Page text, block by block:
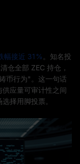
幅接近 31% 。知名投
仓全部 ZEC 持仓，
币行为"。这一句话
应量可审计性之间
择用脚投票。